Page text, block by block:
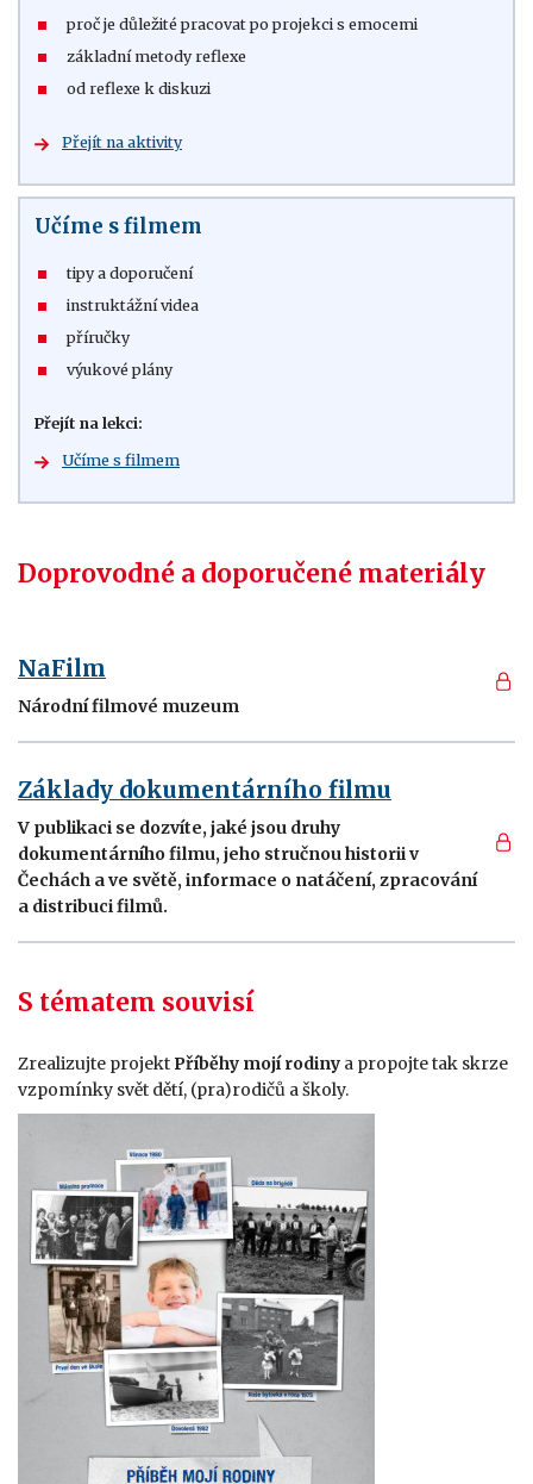
proč je důležité pracovat po projekci s emocemi
základní metody reflexe
od reflexe k diskuzi
Přejít na aktivity
Učíme s filmem
tipy a doporučení
instruktážní videa
příručky
výukové plány
Přejít na lekci:
Učíme s filmem
Doprovodné a doporučené materiály
NaFilm
Národní filmové muzeum
Základy dokumentárního filmu
V publikaci se dozvíte, jaké jsou druhy
dokumentárního filmu, jeho stručnou historii v
Čechách a ve světě, informace o natáčení, zpracování
a distribuci filmů.
S tématem souvisí
Zrealizujte projekt Příběhy mojí rodiny a propojte tak skrze
vzpomínky svět dětí, (pra)rodičů a školy.